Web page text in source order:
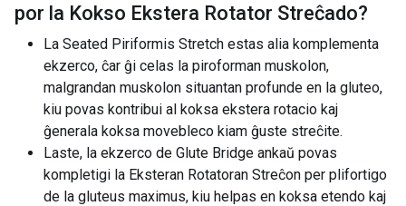
por la Kokso Ekstera Rotator Streĉado?
La Seated Piriformis Stretch estas alia komplementa
ekzerco, ĉar ĝi celas la piroforman muskolon,
malgrandan muskolon situantan profunde en la gluteo,
kiu povas kontribui al koksa ekstera rotacio kaj
ĝenerala koksa movebleco kiam ĝuste streĉite.
Laste, la ekzerco de Glute Bridge ankaŭ povas
kompletigi la Eksteran Rotatoran Streĉon per plifortigo
de la gluteus maximus, kiu helpas en koksa etendo kaj